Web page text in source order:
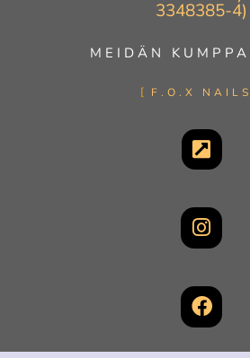
3348385-4)
MEIDÄN
F.O.X NAILS